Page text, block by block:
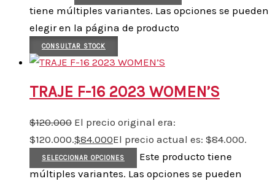
tiene múltiples variantes. Las opciones se pueden
elegir en la página de producto
CONSULTAR STOCK
TRAJE F-16 2023 WOMEN’S
$120.000 El precio original era:
$120.000.$84.000El precio actual es: $84.000.
SELECCIONAR OPCIONES
Este producto tiene
múltiples variantes. Las opciones se pueden